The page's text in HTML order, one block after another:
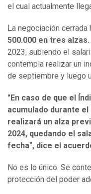
el cual actualmente
La negociación
500.000 en tres alzas.
2023, subiendo el
contempla realizar un
de septiembre y luego
"En caso de que el
acumulado durante el
realizará un alza
2024, quedando el
fecha", dice el
No es lo único. Se
protección del poder